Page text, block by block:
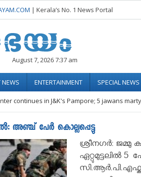
| Kerala’s No. 1 News Portal
August 7, 2026 7:37 am
NEWS ENTERTAINMENT SPECIAL NEWS
continues in J&K's Pampore; 5 jawans
അഞ്ച് പേര്‍ കൊല്ലപ്പെട്ടു
ശ്രീനഗര്‍: ജമ്മു
ഏറ്റുമുട്ടലില്‍ 5